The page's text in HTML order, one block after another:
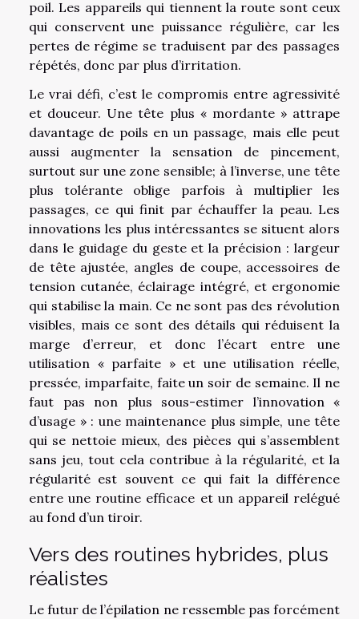
poil. Les appareils qui tiennent la route sont ceux
qui conservent une puissance régulière, car les
pertes de régime se traduisent par des passages
répétés, donc par plus d’irritation.
Le vrai défi, c’est le compromis entre agressivité
et douceur. Une tête plus « mordante » attrape
davantage de poils en un passage, mais elle peut
aussi augmenter la sensation de pincement,
surtout sur une zone sensible; à l’inverse, une tête
plus tolérante oblige parfois à multiplier les
passages, ce qui finit par échauffer la peau. Les
innovations les plus intéressantes se situent alors
dans le guidage du geste et la précision : largeur
de tête ajustée, angles de coupe, accessoires de
tension cutanée, éclairage intégré, et ergonomie
qui stabilise la main. Ce ne sont pas des révolution
visibles, mais ce sont des détails qui réduisent la
marge d’erreur, et donc l’écart entre une
utilisation « parfaite » et une utilisation réelle,
pressée, imparfaite, faite un soir de semaine. Il ne
faut pas non plus sous-estimer l’innovation «
d’usage » : une maintenance plus simple, une tête
qui se nettoie mieux, des pièces qui s’assemblent
sans jeu, tout cela contribue à la régularité, et la
régularité est souvent ce qui fait la différence
entre une routine efficace et un appareil relégué
au fond d’un tiroir.
Vers des routines hybrides, plus
réalistes
Le futur de l’épilation ne ressemble pas forcément